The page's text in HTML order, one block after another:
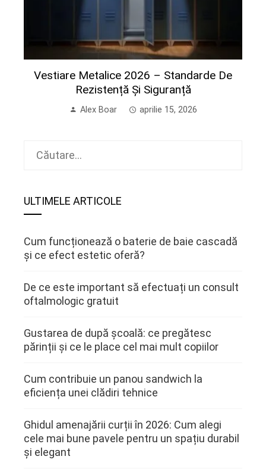
Vestiare Metalice 2026 – Standarde De
Rezistență Și Siguranță
Alex Boar aprilie 15, 2026
Caută
ULTIMELE ARTICOLE
Cum funcționează o baterie de baie cascadă
și ce efect estetic oferă?
De ce este important să efectuați un consult
oftalmologic gratuit
Gustarea de după școală: ce pregătesc
părinții și ce le place cel mai mult copiilor
Cum contribuie un panou sandwich la
eficiența unei clădiri tehnice
Ghidul amenajării curții în 2026: Cum alegi
cele mai bune pavele pentru un spațiu durabil
și elegant